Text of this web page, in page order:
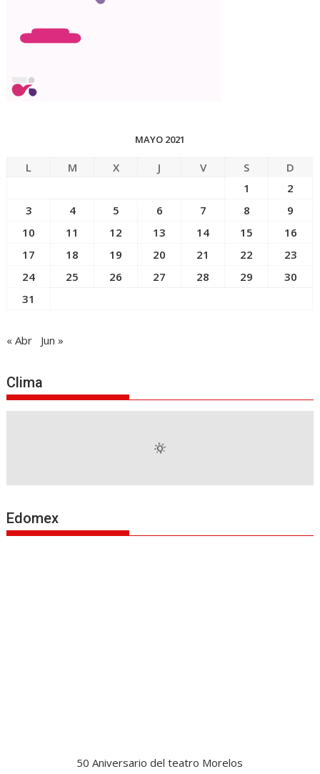
MAYO 2021
L M X J V S
D
1
2
3
4 5 6 7 8
9
10
11 12 13 14 15
16
17
18 19 20 21 22
23
24
25 26 27 28 29
30
31
« Abr Jun »
Clima
Edomex
50 Aniversario del teatro Morelos